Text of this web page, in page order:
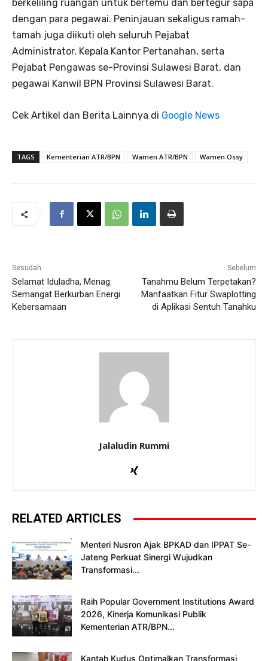
berkeliling ruangan untuk bertemu dan bertegur sapa
dengan para pegawai. Peninjauan sekaligus ramah-
tamah juga diikuti oleh seluruh Pejabat
Administrator, Kepala Kantor Pertanahan, serta
Pejabat Pengawas se-Provinsi Sulawesi Barat, dan
pegawai Kanwil BPN Provinsi Sulawesi Barat.
Cek Artikel dan Berita Lainnya di Google News
TAGS Kementerian ATR/BPN Wamen ATR/BPN Wamen Ossy
Sesudah
Selamat Iduladha, Menag:
Semangat Berkurban Energi
Kebersamaan
Sebelum
Tanahmu Belum Terpetakan?
Manfaatkan Fitur Swaplotting
di Aplikasi Sentuh Tanahku
Jalaludin Rummi
RELATED ARTICLES
Menteri Nusron Ajak BPKAD dan IPPAT Se-
Jateng Perkuat Sinergi Wujudkan
Transformasi...
Raih Popular Government Institutions Award
2026, Kinerja Komunikasi Publik
Kementerian ATR/BPN...
Kantah Kudus Optimalkan Transformasi